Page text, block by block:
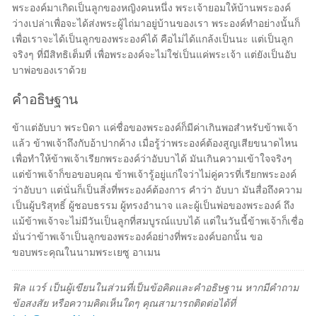
พระองค์มาเกิดเป็นลูกของหญิงคนหนึ่ง พระเจ้ายอมให้บ้านพระองค์
ว่างเปล่าเพื่อจะได้ส่งพระผู้ไถ่มาอยู่บ้านของเรา พระองค์ทำอย่างนั้นก็
เพื่อเราจะได้เป็นลูกของพระองค์ได้ คือไม่ได้แกล้งเป็นนะ แต่เป็นลูก
จริงๆ ที่มีสิทธิเต็มที่ เพื่อพระองค์จะไม่ใช่เป็นแค่พระเจ้า แต่ยังเป็นอับ
บาพ่อของเราด้วย
คำอธิษฐาน
ข้าแต่อับบา พระบิดา แค่ชื่อของพระองค์ก็มีค่าเกินพอสำหรับข้าพเจ้า
แล้ว ข้าพเจ้าถึงกับอ้าปากค้าง เมื่อรู้ว่าพระองค์ต้องสูญเสียขนาดไหน
เพื่อทำให้ข้าพเจ้าเรียกพระองค์ว่าอับบาได้ มันเกินความเข้าใจจริงๆ
แต่ข้าพเจ้าก็ขอขอบคุณ ข้าพเจ้ารู้อยู่แก่ใจว่าไม่คู่ควรที่เรียกพระองค์
ว่าอับบา แต่นั่นก็เป็นสิ่งที่พระองค์ต้องการ คำว่า อับบา มันสื่อถึงความ
เป็นผู้บริสุทธิ์ ผู้ชอบธรรม ผู้ทรงอำนาจ และผู้เป็นพ่อของพระองค์ ถึง
แม้ข้าพเจ้าจะไม่มีวันเป็นลูกที่สมบูรณ์แบบได้ แต่ในวันนี้ข้าพเจ้าก็เชื่อ
มั่นว่าข้าพเจ้าเป็นลูกของพระองค์อย่างที่พระองค์บอกนั้น ขอ
ขอบพระคุณในนามพระเยซู อาเมน
ฟิล แวร์ เป็นผู้เขียนในส่วนที่เป็นข้อคิดและคำอธิษฐาน หากมีคำถาม
ข้อสงสัย หรือความคิดเห็นใดๆ คุณสามารถติดต่อได้ที่